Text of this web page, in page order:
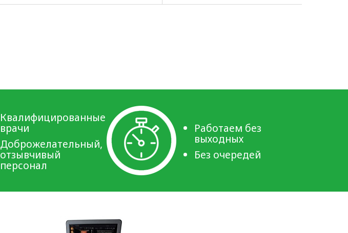
Квалифицированные
врачи
Доброжелательный,
отзывчивый
персонал
Работаем без
выходных
Без очередей